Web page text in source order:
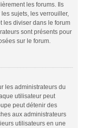
les forums. Ils
sujets, les verrouiller,
les diviser dans le forum
sont présents pour
sur le forum.
les administrateurs du
utilisateur peut
peut détenir des
aux administrateurs
utilisateurs en une